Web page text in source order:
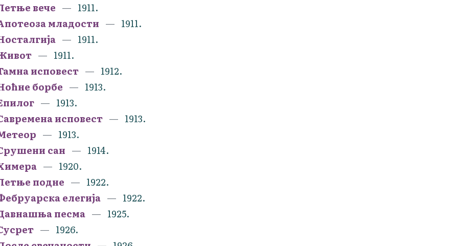
вече
1911.
младости
1911.
1911.
1911.
исповест
1912.
борбе
1913.
1913.
исповест
1913.
1913.
сан
1914.
1920.
подне
1922.
елегија
1922.
песма
1925.
1926.